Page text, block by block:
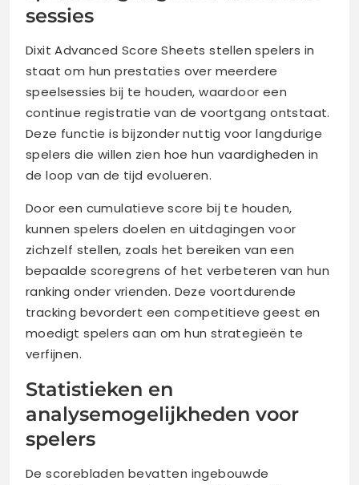
sessies
Dixit Advanced Score Sheets stellen spelers in
staat om hun prestaties over meerdere
speelsessies bij te houden, waardoor een
continue registratie van de voortgang ontstaat.
Deze functie is bijzonder nuttig voor langdurige
spelers die willen zien hoe hun vaardigheden in
de loop van de tijd evolueren.
Door een cumulatieve score bij te houden,
kunnen spelers doelen en uitdagingen voor
zichzelf stellen, zoals het bereiken van een
bepaalde scoregrens of het verbeteren van hun
ranking onder vrienden. Deze voortdurende
tracking bevordert een competitieve geest en
moedigt spelers aan om hun strategieën te
verfijnen.
Statistieken en
analysemogelijkheden voor
spelers
De scorebladen bevatten ingebouwde